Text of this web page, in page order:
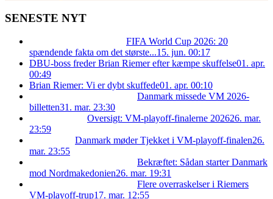
SENESTE NYT
FIFA World Cup 2026: 20
spændende fakta om det største...15. jun. 00:17
DBU-boss freder Brian Riemer efter kæmpe skuffelse01. apr.
00:49
Brian Riemer: Vi er dybt skuffede01. apr. 00:10
Danmark missede VM 2026-
billetten31. mar. 23:30
Oversigt: VM-playoff-finalerne 202626. mar.
23:59
Danmark møder Tjekket i VM-playoff-finalen26.
mar. 23:55
Bekræftet: Sådan starter Danmark
mod Nordmakedonien26. mar. 19:31
Flere overraskelser i Riemers
VM-playoff-trup17. mar. 12:55